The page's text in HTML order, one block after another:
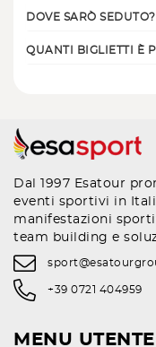
DOVE SARÒ SEDUTO?
QUANTI BIGLIETTI È
Dal 1997 Esatour
eventi sportivi in
manifestazioni
team building e
+39 0721 404959
MENU UTENTE